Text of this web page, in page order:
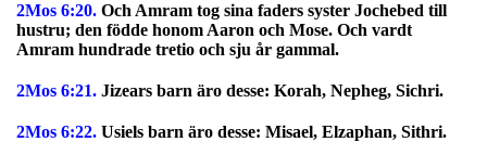
2Mos 6:20. Och Amram tog sina faders syster Jochebed till
hustru; den födde honom Aaron och Mose. Och vardt
Amram hundrade tretio och sju år gammal.
2Mos 6:21. Jizears barn äro desse: Korah, Nepheg, Sichri.
2Mos 6:22. Usiels barn äro desse: Misael, Elzaphan, Sithri.